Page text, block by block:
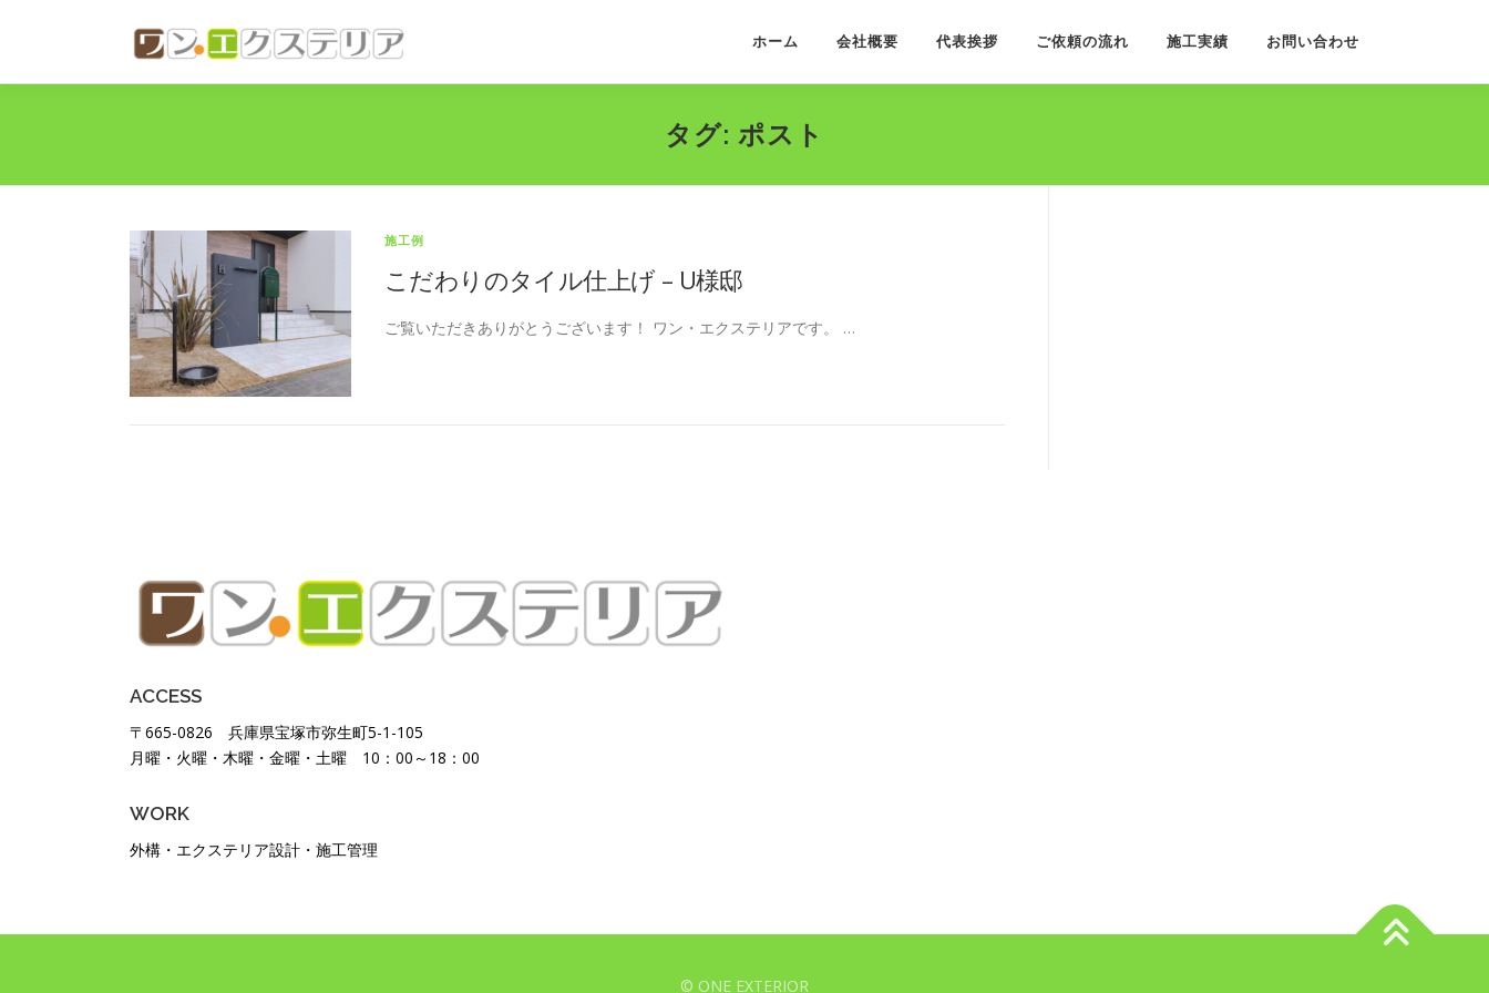
ン
キ
ホーム 会社概要 代表挨拶 ご依頼の流れ 施工実績 お問い合わせ
タグ: ポスト
施工例
こだわりのタイル仕上げ – U様邸
ご覧いただきありがとうございます！ ワン・エクステリアです。 …
ACCESS
〒665-0826 兵庫県宝塚市弥生町5-1-105
月曜・火曜・木曜・金曜・土曜 10：00～18：00
WORK
外構・エクステリア設計・施工管理
© ONE EXTERIOR